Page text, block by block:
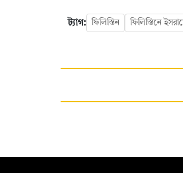
ট্যাগ: ফিলিস্তিন ফিলিস্তিনে